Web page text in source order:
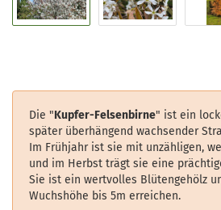
Die "Kupfer-Felsenbirne" ist ein
später überhängend wachsender
Im Frühjahr ist sie mit unzähligen,
und im Herbst trägt sie eine
Sie ist ein wertvolles Blütengehölz
Wuchshöhe bis 5m erreichen.